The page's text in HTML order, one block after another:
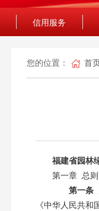
信用服务
您的位置： 首
福建省园林
第一章 总则
第一条
《中华人民共